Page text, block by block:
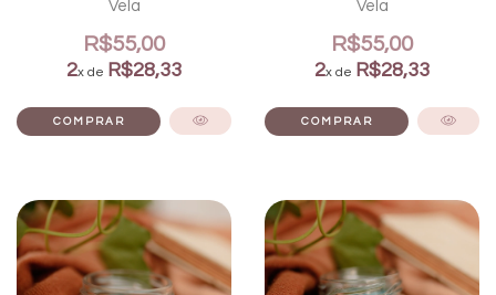
Vela
R$55,00
2x de R$28,33
Vela
R$55,00
2x de R$28,33